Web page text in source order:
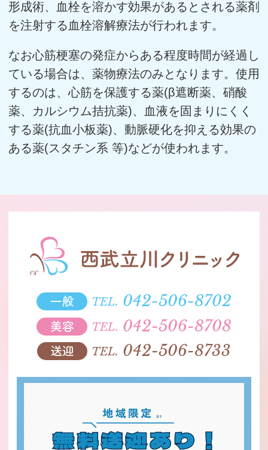
形成術、血栓を溶かす効果があるとされる薬剤
を注射する血栓溶解療法が行われます。
なお心筋梗塞の発症からある程度時間が経過し
ている場合は、薬物療法のみとなります。使用
するのは、心筋を保護する薬(β遮断薬、硝酸
薬、カルシウム拮抗薬)、血液を固まりにくく
する薬(抗血小板薬)、動脈硬化を抑える効果の
ある薬(スタチン系 等)などが使われます。
一般 TEL. 042-506-8702
美容 TEL. 042-506-8708
送迎 TEL. 042-506-8733